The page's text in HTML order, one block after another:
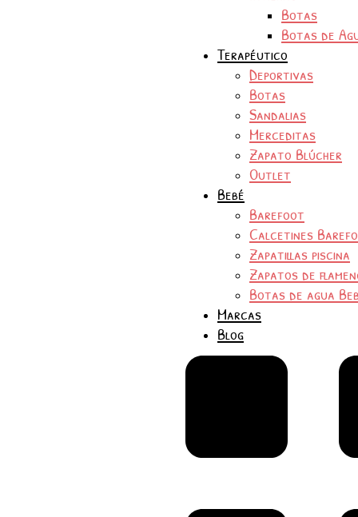
Botas
Botas de
Terapéutico
Deportivas
Botas
Sandalias
Merceditas
Zapato Blúcher
Outlet
Bebé
Barefoot
Calcetines
Zapatillas piscina
Zapatos de
Botas de agua
Marcas
Blog